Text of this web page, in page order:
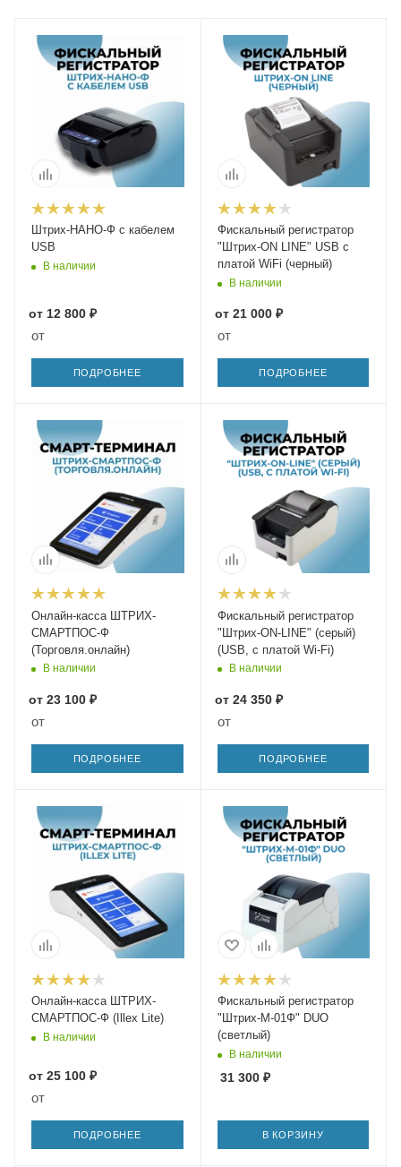
Штрих-НАНО-Ф с кабелем
USB
В наличии
от 12 800 ₽
от
ПОДРОБНЕЕ
Фискальный регистратор
"Штрих-ON LINE" USB с
платой WiFi (черный)
В наличии
от 21 000 ₽
от
ПОДРОБНЕЕ
Онлайн-касса ШТРИХ-
СМАРТПОС-Ф
(Торговля.онлайн)
В наличии
от 23 100 ₽
от
ПОДРОБНЕЕ
Фискальный регистратор
"Штрих-ON-LINE" (серый)
(USB, с платой Wi-Fi)
В наличии
от 24 350 ₽
от
ПОДРОБНЕЕ
Онлайн-касса ШТРИХ-
СМАРТПОС-Ф (Illex Lite)
В наличии
от 25 100 ₽
от
ПОДРОБНЕЕ
Фискальный регистратор
"Штрих-М-01Ф" DUO
(светлый)
В наличии
31 300₽
В КОРЗИНУ